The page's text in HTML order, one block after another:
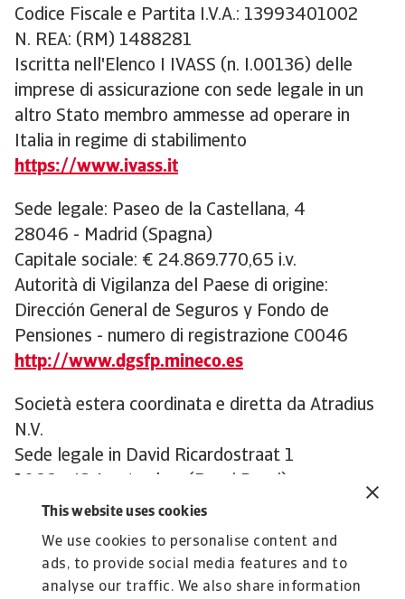
This website uses cookies
We use cookies to personalise content and
ads, to provide social media features and to
analyse our traffic. We also share information
Codice Fiscale e Partita I.V.A.: 13993401002
N. REA: (RM) 1488281
Iscritta nell'Elenco I IVASS (n. I.00136) delle
imprese di assicurazione con sede legale in un
altro Stato membro ammesse ad operare in
Italia in regime di stabilimento
https://www.ivass.it
Sede legale: Paseo de la Castellana, 4
28046 - Madrid (Spagna)
Capitale sociale: € 24.869.770,65 i.v.
Autorità di Vigilanza del Paese di origine:
Dirección General de Seguros y Fondo de
Pensiones - numero di registrazione C0046
http://www.dgsfp.mineco.es
Società estera coordinata e diretta da Atradius
N.V.
Sede legale in David Ricardostraat 1
si visiti il link “le Sedi Italiane”